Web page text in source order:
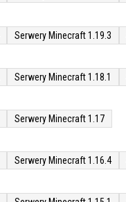
Serwery Minecraft 1.19.3
Serwery Minecraft 1.18.1
Serwery Minecraft 1.17
Serwery Minecraft 1.16.4